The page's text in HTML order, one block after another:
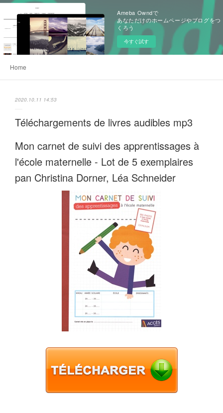
Ameba Owndで
あなただけのホームページやブログをつ
くろう
今すぐ試す
Home
2020.10.11 14:53
Téléchargements de livres audibles mp3
Mon carnet de suivi des apprentissages à
l'école maternelle - Lot de 5 exemplaires
pan Christina Dorner, Léa Schneider